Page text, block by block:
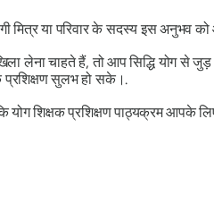
मित्र या परिवार के सदस्य इस
चाहते हैं, तो आप सिद्धि योग से जुड़
प्रशिक्षण सुलभ हो सके।.
शिक्षक प्रशिक्षण पाठ्यक्रम आपके